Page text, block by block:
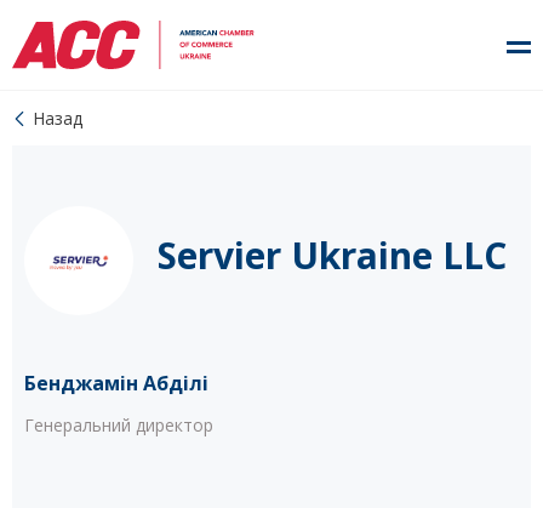
Назад
Servier Ukraine LLC
Бенджамін Абділі
Генеральний директор